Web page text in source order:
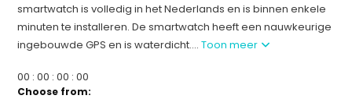
smartwatch is volledig in het Nederlands en is binnen enkele
minuten te installeren. De smartwatch heeft een nauwkeurige
ingebouwde GPS en is waterdicht....Toon meer
00 :00 :00 :00
Choose from: